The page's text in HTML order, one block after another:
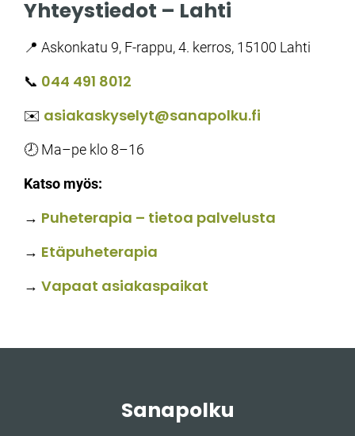
Yhteystiedot – Lahti
📍 Askonkatu 9, F-rappu, 4. kerros, 15100 Lahti
📞 044 491 8012
✉️ asiakaskyselyt@sanapolku.fi
🕗 Ma–pe klo 8–16
Katso myös:
→ Puheterapia – tietoa palvelusta
→ Etäpuheterapia
→ Vapaat asiakaspaikat
Sanapolku